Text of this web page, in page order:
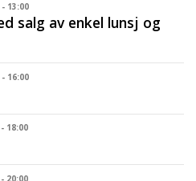
- 13:00
salg av enkel lunsj og
- 16:00
18:00
20:00